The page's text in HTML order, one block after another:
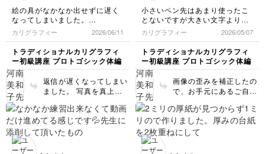
いです。u、yは幅が広く
なりやすいので、気をつ
けていきましょう。 文
字内側に出来る「カーブ
の形」も、見比べなが
ら、書いてみて下さい
ね！
り右から左へと動かさ
ず、微かに細い線が見え
るくらいでオッケーで
す。
絵の具がなかなか出せずに遅く
なってしまいました。
先生の言うように色を作ったつ
もりが書いてみるとやはり濃か
った気がします。
完璧に乾いたと思って線を消し
ましたが文字の1部の色も薄く
なってしまいました💦
いつも撮り方が悪かったので真
上から撮ったつもりなのですが
どうでしょうか😅
カリグラフィー 2026/06/11
トラディショナルカリグラフィ
ー初級講座 プロトゴシック体編
返信が遅くなってしまい
ました。 写真を真上か
がとうございます。バッ
チリ👌です！ 色作り、
グラデーションの具合い
小さいペン先はあまり使ったこ
とないですが大きい文字より書
きやすい気がしました。
カリグラフィー 2026/05/07
トラディショナルカリグラフィ
ー初級講座 プロトゴシック体編
画像の歪みを補正したの
で、お手元にあるご自分
ごめんなさい。 写真を
撮る時に、なるべく真上
から撮って、紙の端まで